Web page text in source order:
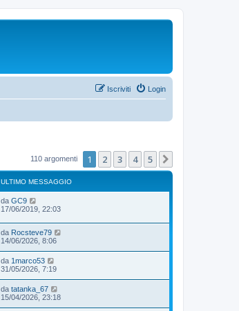
Login
Iscriviti
110 argomenti 1 2 3 4 5
ULTIMO MESSAGGIO
da GC9
17/06/2019, 22:03
da Rocsteve79
14/06/2026, 8:06
da 1marco53
31/05/2026, 7:19
da tatanka_67
15/04/2026, 23:18